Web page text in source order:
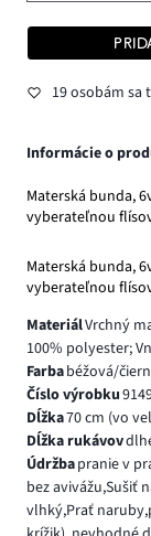
19 osobám
Informácie o
Materská bunda,
vyberateľnou
Materská bunda,
vyberateľnou
MateriálVrchný
100% polyester;
Farbabéžová/
Číslo výrobku
Dĺžka70 cm (vo
Dĺžka rukávov
Údržbapranie v
bez avivážu,Sušiť
vlhký,Prať